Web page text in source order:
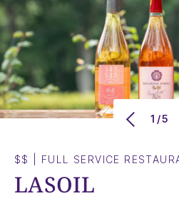
1/5
$$ FULL SERVICE
LASOIL